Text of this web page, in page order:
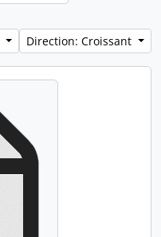
Direction: Croissant